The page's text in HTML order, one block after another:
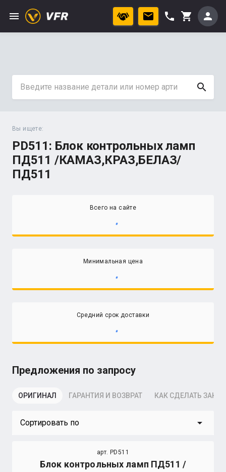
menu phone shopping_cart person
search
Вы ищете:
PD511: Блок контрольных ламп
ПД511 /КАМАЗ,КРАЗ,БЕЛАЗ/
ПД511
Всего на сайте
Минимальная цена
Средний срок доставки
Предложения по запросу
ОРИГИНАЛ ГАРАНТИЯ И ВОЗВРАТ КАК СДЕЛАТЬ
Сортировать по arrow_drop_down
арт. PD511
Блок контрольных ламп ПД511 /